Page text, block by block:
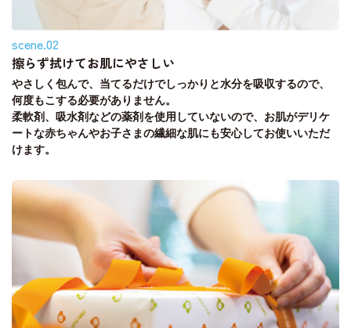
scene.02
擦らず拭けてお肌にやさしい
やさしく包んで、当てるだけでしっかりと水分を吸収するので、
何度もこする必要がありません。
柔軟剤、吸水剤などの薬剤を使用していないので、お肌がデリケ
ートな赤ちゃんやお子さまの繊細な肌にも安心してお使いいただ
けます。